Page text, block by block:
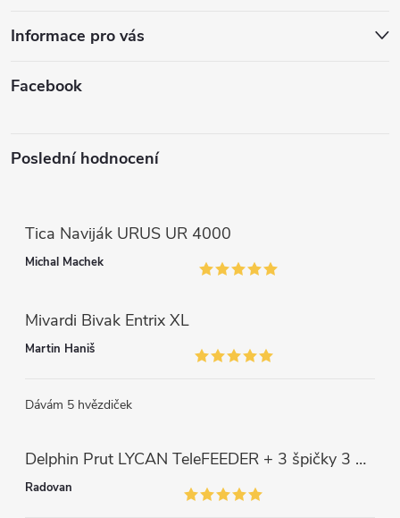
y
v
p
s
u
Informace pro vás
Facebook
Poslední hodnocení
Tica Naviják URUS UR 4000
Michal Machek
Mivardi Bivak Entrix XL
Martin Haniš
Dávám 5 hvězdiček
Delphin Prut LYCAN TeleFEEDER + 3 špičky 3 m, 80 g
Radovan